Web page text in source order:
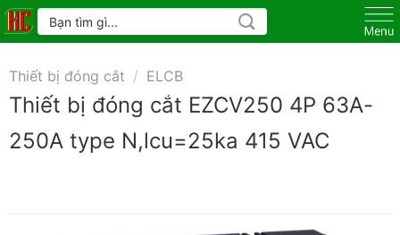
Skip
to
Tìm
kiếm:
Thiết bị đóng cắt / ELCB
Thiết bị đóng cắt EZCV250 4P 63A-
250A type N,lcu=25ka 415 VAC